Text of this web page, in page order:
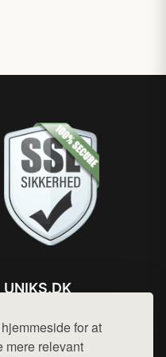
for at
mere relevant
UNIKS.DK
Mail: hej@want.dk